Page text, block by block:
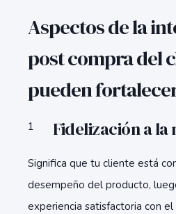
Aspectos de la
post compra del
pueden
Fidelización a la
Significa que tu cliente está
desempeño del producto,
experiencia satisfactoria con